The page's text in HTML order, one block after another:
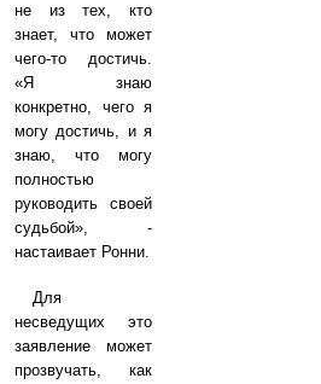
не из тех, кто
знает, что может
чего-то достичь.
«Я знаю
конкретно, чего я
могу достичь, и я
знаю, что могу
полностью
руководить своей
судьбой», -
настаивает Ронни.
Для
несведущих это
заявление может
прозвучать, как